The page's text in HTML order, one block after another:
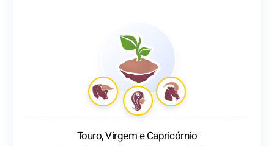
Touro, Virgem e Capricórnio